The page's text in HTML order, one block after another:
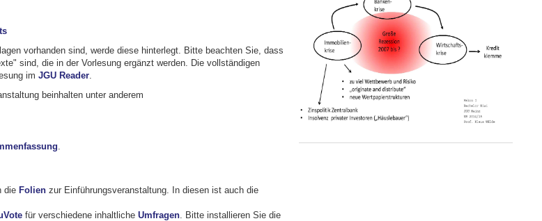
vorhanden sind, werde diese hinterlegt. Bitte beachten Sie, dass
sind, die in der Vorlesung ergänzt werden. Die vollständigen
im JGU Reader.
beinhalten unter anderem
.
die Folienzur Einführungsveranstaltung. In diesen ist auch die
für verschiedene inhaltliche Umfragen. Bitte installieren Sie die